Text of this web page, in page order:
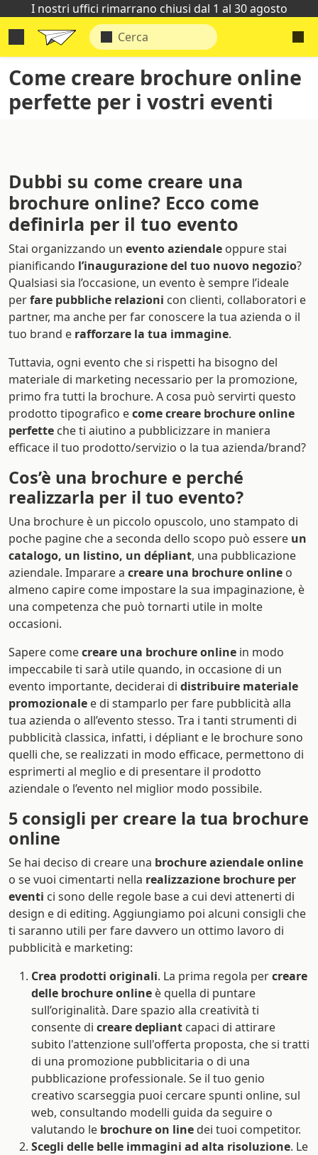
I nostri uffici rimarrano chiusi dal 1 al 30 agosto
Come creare brochure online
perfette per i vostri eventi
Dubbi su come creare una
brochure online? Ecco come
definirla per il tuo evento
Stai organizzando un evento aziendale oppure stai
pianificando l’inaugurazione del tuo nuovo negozio?
Qualsiasi sia l’occasione, un evento è sempre l’ideale
perfare pubbliche relazioni con clienti, collaboratori e
partner, ma anche per far conoscere la tua azienda o il
tuo brand e rafforzare la tua immagine.
Tuttavia, ogni evento che si rispetti ha bisogno del
materiale di marketing necessario per la promozione,
primo fra tutti la brochure. A cosa può servirti questo
prodotto tipografico ecome creare brochure online
perfette che ti aiutino a pubblicizzare in maniera
efficace il tuo prodotto/servizio o la tua azienda/brand?
Cos’è una brochure e perché
realizzarla per il tuo evento?
Una brochure è un piccolo opuscolo, uno stampato di
poche pagine che a seconda dello scopo può essere un
catalogo, un listino, un dépliant, una pubblicazione
aziendale. Imparare a creare una brochure online o
almeno capire come impostare la sua impaginazione, è
una competenza che può tornarti utile in molte
occasioni.
Sapere comecreare una brochure online in modo
impeccabile ti sarà utile quando, in occasione di un
evento importante, deciderai di distribuire materiale
promozionale e di stamparlo per fare pubblicità alla
tua azienda o all’evento stesso. Tra i tanti strumenti di
pubblicità classica, infatti, i dépliant e le brochure sono
quelli che, se realizzati in modo efficace, permettono di
esprimerti al meglio e di presentare il prodotto
aziendale o l’evento nel miglior modo possibile.
5 consigli per creare la tua brochure
online
Se hai deciso di creare una brochure aziendale online
o se vuoi cimentarti nella realizzazione brochure per
eventi ci sono delle regole base a cui devi attenerti di
design e di editing. Aggiungiamo poi alcuni consigli che
ti saranno utili per fare davvero un ottimo lavoro di
pubblicità e marketing:
Crea prodotti originali. La prima regola percreare
delle brochure online è quella di puntare
sull’originalità. Dare spazio alla creatività ti
consente di creare depliant capaci di attirare
subito l'attenzione sull'offerta proposta, che si tratti
di una promozione pubblicitaria o di una
pubblicazione professionale. Se il tuo genio
creativo scarseggia puoi cercare spunti online, sul
web, consultando modelli guida da seguire o
valutando le brochure on line dei tuoi competitor.
Scegli delle belle immagini ad alta risoluzione. Le